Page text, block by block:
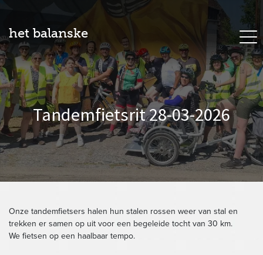
het balanske
Tandemfietsrit 28-03-2026
Onze tandemfietsers halen hun stalen rossen weer van stal en
trekken er samen op uit voor een begeleide tocht van 30 km.
We fietsen op een haalbaar tempo.